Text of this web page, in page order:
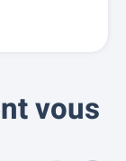
vous